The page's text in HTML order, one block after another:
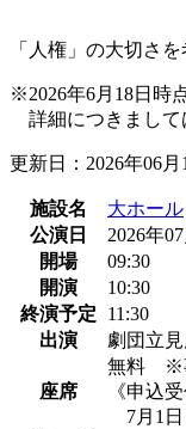
「人権」の大切さ
※2026年6月18日時
詳細につきまして
更新日：2026年06
施設名
大ホール
公演日
2026年
開場
09:30
開演
10:30
終演予定
11:30
出演
劇団立
座席
無料 ※
《申込
7月1日